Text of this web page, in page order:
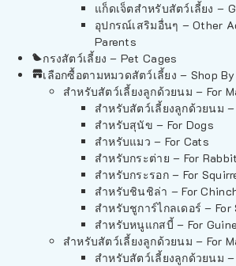
แก็ดเจ็ตสำหรับสัตว์เลี้ยง –
อุปกรณ์เสริมอื่นๆ – Other
Parents
กรงสัตว์เลี้ยง – Pet Cages
เลือกซื้อตามหมวดสัตว์เลี้ยง – Shop
สำหรับสัตว์เลี้ยงลูกด้วยนม – For
สำหรับสัตว์เลี้ยงลูกด้วยนม –
สำหรับสุนัข – For Dogs
สำหรับแมว – For Cats
สำหรับกระต่าย – For
สำหรับกระรอก – For
สำหรับชินชิล่า – For
สำหรับชูการ์ไกลเดอร์ –
สำหรับหนูแกสบี้ – For
สำหรับสัตว์เลี้ยงลูกด้วยนม – For
สำหรับสัตว์เลี้ยงลูกด้วยนม –